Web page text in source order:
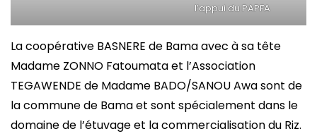
l’appui du PAPFA
La coopérative BASNERE de Bama avec à sa tête
Madame ZONNO Fatoumata et l’Association
TEGAWENDE de Madame BADO/SANOU Awa sont de
la commune de Bama et sont spécialement dans le
domaine de l’étuvage et la commercialisation du Riz.